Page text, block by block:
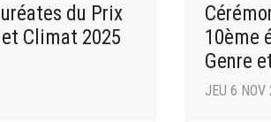
du Prix
Climat 2025
10ème
Genre
JEU 6 NOV